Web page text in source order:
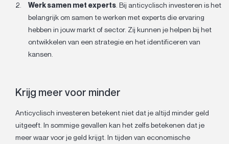
Werk samen met experts . Bij anticyclisch investeren is het
belangrijk om samen te werken met experts die ervaring
hebben in jouw markt of sector. Zij kunnen je helpen bij het
ontwikkelen van een strategie en het identificeren van
kansen.
Krijg meer voor minder
Anticyclisch investeren betekent niet dat je altijd minder geld
uitgeeft. In sommige gevallen kan het zelfs betekenen dat je
meer waar voor je geld krijgt. In tijden van economische